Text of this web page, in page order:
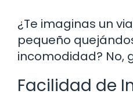
¿Te imaginas un
pequeño
incomodidad? No,
Facilidad de